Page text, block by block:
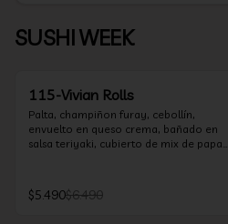
SUSHI WEEK
115-Vivian Rolls
Palta, champiñon furay, cebollín,
envuelto en queso crema, bañado en
salsa teriyaki, cubierto de mix de papas
$5.490$6.490